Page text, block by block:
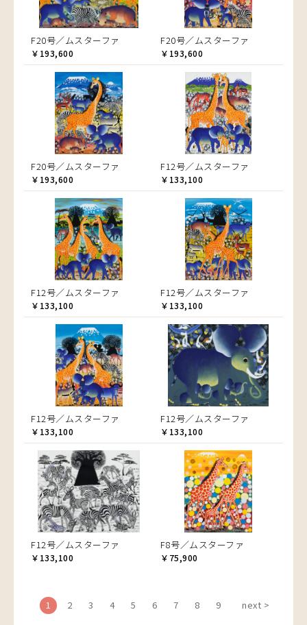
F20号／ムスターファ
￥193,600
F20号／ムスターファ
￥193,600
F20号／ムスターファ
￥193,600
F12号／ムスターファ
￥133,100
F12号／ムスターファ
￥133,100
F12号／ムスターファ
￥133,100
F12号／ムスターファ
￥133,100
F12号／ムスターファ
￥133,100
F12号／ムスターファ
￥133,100
F8号／ムスターファ
￥75,900
1 2 3 4 5 6 7 8 9 next >